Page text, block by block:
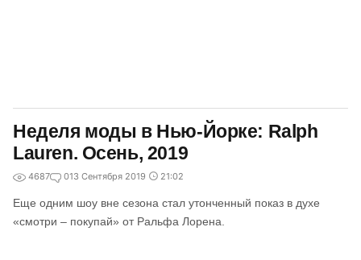
Неделя моды в Нью-Йорке: Ralph
Lauren. Осень, 2019
4687 013 Сентября 2019 21:02
Еще одним шоу вне сезона стал утонченный показ в духе
«смотри – покупай» от Ральфа Лорена.